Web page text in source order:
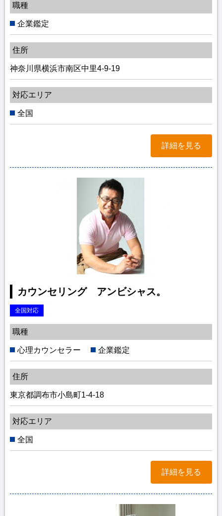
職種
企業鑑定
住所
神奈川県横浜市南区中里4-9-19
対応エリア
全国
詳細を見る
カウンセリング アンビシャス。
全国対応
職種
心理カウンセラー 企業鑑定
住所
東京都調布市小島町1-4-18
対応エリア
全国
詳細を見る